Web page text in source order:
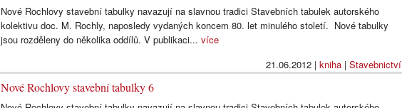
Nové Rochlovy stavební tabulky navazují na slavnou tradici Stavebních tabulek autorského
kolektivu doc. M. Rochly, naposledy vydaných koncem 80. let minulého století. Nové tabulky
jsou rozděleny do několika oddílů. V publikaci...více
21.06.2012| kniha| Stavebnictví
Nové Rochlovy stavební tabulky 6